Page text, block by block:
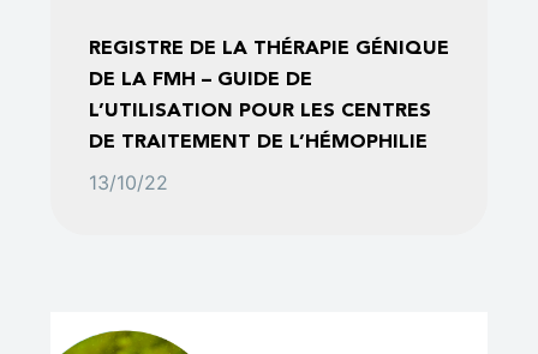
REGISTRE DE LA THÉRAPIE GÉNIQUE
DE LA FMH – GUIDE DE
L’UTILISATION POUR LES CENTRES
DE TRAITEMENT DE L’HÉMOPHILIE
13/10/22